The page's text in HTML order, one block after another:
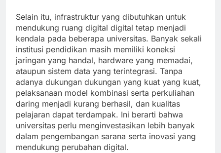
Selain itu, infrastruktur yang dibutuhkan untuk
mendukung ruang digital digital tetap menjadi
kendala pada beberapa universitas. Banyak sekali
institusi pendidikan masih memiliki koneksi
jaringan yang handal, hardware yang memadai,
ataupun sistem data yang terintegrasi. Tanpa
adanya dukungan dukungan yang kuat yang kuat,
pelaksanaan model kombinasi serta perkuliahan
daring menjadi kurang berhasil, dan kualitas
pelajaran dapat terdampak. Ini berarti bahwa
universitas perlu menginvestasikan lebih banyak
dalam pengembangan sarana serta inovasi yang
mendukung perubahan digital.